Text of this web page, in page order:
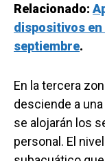
Relacionado:
dispositivos en
septiembre.
En la tercera
desciende a una
se alojarán los
personal. El